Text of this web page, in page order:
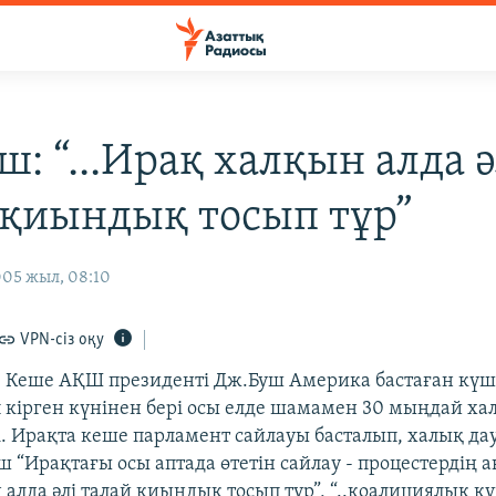
“...Ирақ халқын алда
тосып тұр”
жыл, 08:10
VPN-сіз оқу
АҚШ президенті Дж.Буш Америка бастаған
кірген күнінен бері осы елде шамамен 30 мыңдай
Ирақта кеше парламент сайлауы басталып, халық
“Ирақтағы осы аптада өтетін сайлау - процестердің